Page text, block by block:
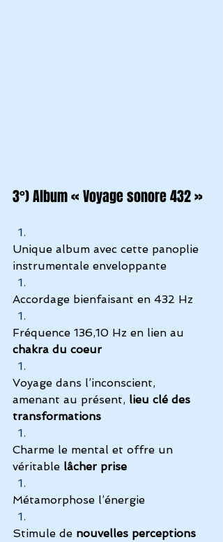
3°) Album « Voyage sonore 432 »
Unique album avec cette panoplie
instrumentale enveloppante
Accordage bienfaisant en 432 Hz
Fréquence 136,10 Hz en lien au
chakra du coeur
Voyage dans l’inconscient,
amenant au présent, lieu clé des
transformations
Charme le mental et offre un
véritable lâcher prise
Métamorphose l’énergie
Stimule de nouvelles perceptions